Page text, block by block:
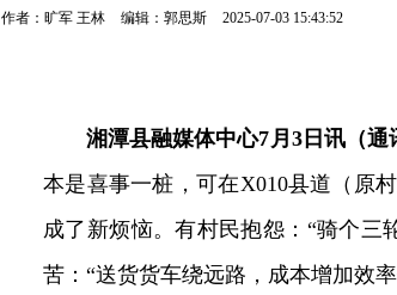
作者：旷军 王林 编辑：郭思斯 2025-07-03 15:43:52
湘潭县融媒体中心7月3日讯（通
本是喜事一桩，可在X010县道（原
成了新烦恼。有村民抱怨：“骑个三
苦：“送货货车绕远路，成本增加效